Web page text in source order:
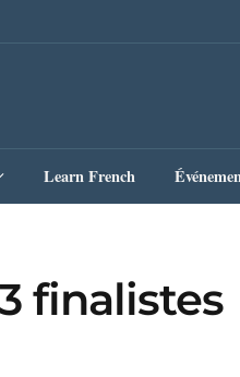
Learn French
finalistes